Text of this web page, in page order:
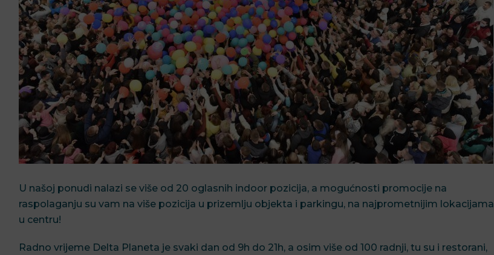
U našoj ponudi nalazi se više od 20 oglasnih indoor pozicija, a mogućnosti promocije na
raspolaganju su vam na više pozicija u prizemlju objekta i parkingu, na najprometnijim lokacijama
u centru!
Radno vrijeme Delta Planeta je svaki dan od 9h do 21h, a osim više od 100 radnji, tu su i restorani,